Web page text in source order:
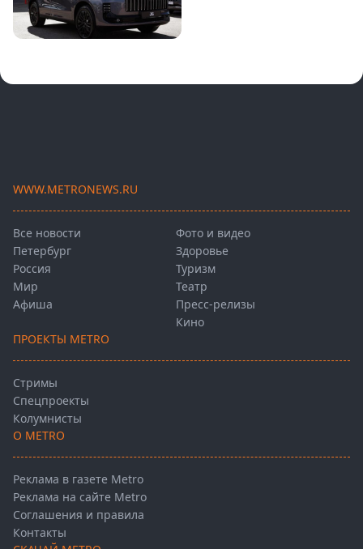
WWW.METRONEWS.RU
Все новости
Петербург
Россия
Мир
Афиша
Фото и видео
Здоровье
Туризм
Театр
Пресс-релизы
Кино
ПРОЕКТЫ METRO
Стримы
Спецпроекты
Колумнисты
О METRO
Реклама в газете Metro
Реклама на сайте Metro
Соглашения и правила
Контакты